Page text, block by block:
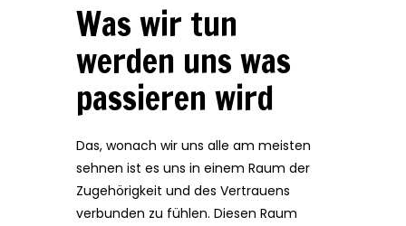
Was wir tun
werden uns was
passieren wird
Das, wonach wir uns alle am meisten
sehnen ist es uns in einem Raum der
Zugehörigkeit und des Vertrauens
verbunden zu fühlen. Diesen Raum